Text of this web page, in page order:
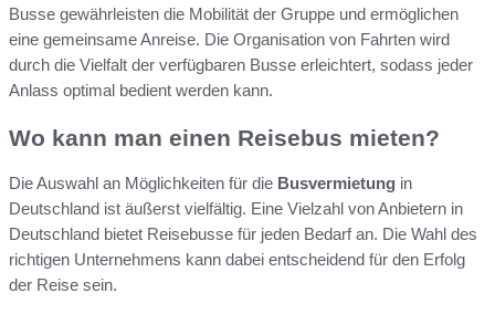
Busse gewährleisten die Mobilität der Gruppe und ermöglichen
eine gemeinsame Anreise. Die Organisation von Fahrten wird
durch die Vielfalt der verfügbaren Busse erleichtert, sodass jeder
Anlass optimal bedient werden kann.
Wo kann man einen Reisebus mieten?
Die Auswahl an Möglichkeiten für die Busvermietung in
Deutschland ist äußerst vielfältig. Eine Vielzahl von Anbietern in
Deutschland bietet Reisebusse für jeden Bedarf an. Die Wahl des
richtigen Unternehmens kann dabei entscheidend für den Erfolg
der Reise sein.